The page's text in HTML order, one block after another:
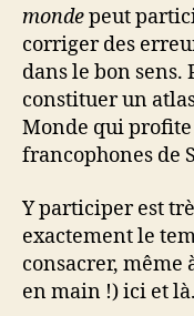
mondepeut
corriger des
dans le bon sens.
constituer un
Monde qui profite
francophones de
Y participer est
exactement le
consacrer,
en main !) ici et là.